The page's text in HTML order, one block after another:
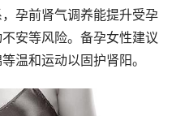
孕前肾气调养能提升受孕
安等风险。备孕女性建议
温和运动以固护肾阳。